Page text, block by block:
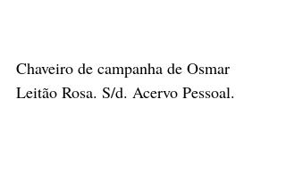
Chaveiro de campanha de Osmar
Leitão Rosa. S/d. Acervo Pessoal.